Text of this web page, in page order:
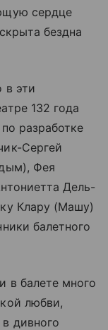
сердце
бездна
в эти
132 года
разработке
Сергей
Фея
Дель-
Клару (Машу)
балетного
в балете много
любви,
дивного